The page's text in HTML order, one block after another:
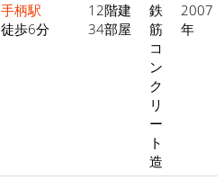
手柄駅
徒歩6分
12階建
34部屋
鉄
筋
コ
ン
ク
リ
ー
ト
造
2007
年